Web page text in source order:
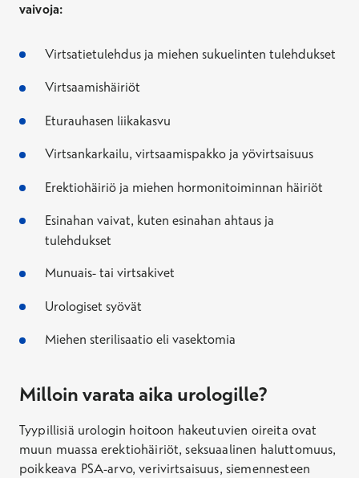
vaivoja:
Virtsatietulehdus ja miehen sukuelinten tulehdukset
Virtsaamishäiriöt
Eturauhasen liikakasvu
Virtsankarkailu, virtsaamispakko ja yövirtsaisuus
Erektiohäiriö ja miehen hormonitoiminnan häiriöt
Esinahan vaivat, kuten esinahan ahtaus ja
tulehdukset
Munuais- tai virtsakivet
Urologiset syövät
Miehen sterilisaatio eli vasektomia
Milloin varata aika urologille?
Tyypillisiä urologin hoitoon hakeutuvien oireita ovat
muun muassa erektiohäiriöt, seksuaalinen haluttomuus,
poikkeava PSA-arvo, verivirtsaisuus, siemennesteen